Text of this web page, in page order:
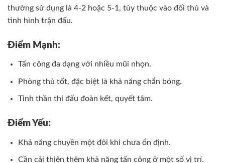
thường sử dụng là 4-2 hoặc 5-1, tùy thuộc vào đối thủ và
tình hình trận đấu.
Điểm Mạnh:
Tấn công đa dạng với nhiều mũi nhọn.
Phòng thủ tốt, đặc biệt là khả năng chắn bóng.
Tinh thần thi đấu đoàn kết, quyết tâm.
Điểm Yếu:
Khả năng chuyền một đôi khi chưa ổn định.
Cần cải thiện thêm khả năng tấn công ở một số vị trí.